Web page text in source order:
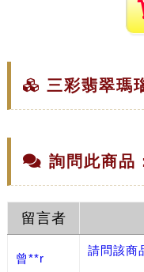
三彩翡翠瑪
詢問此商品
留言者
曾**r
請問該商